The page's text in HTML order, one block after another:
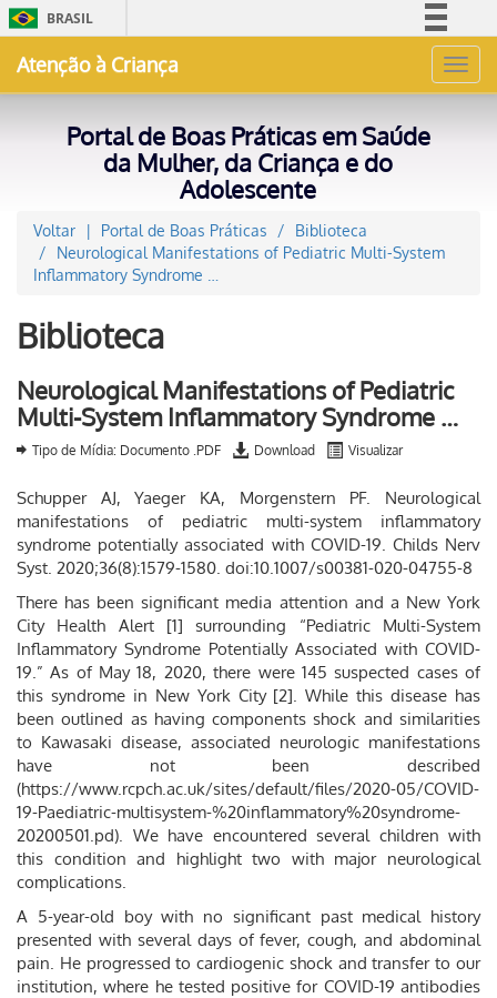
BRASIL
Acesso à informação
Atenção à Criança
Portal de Boas Práticas em Saúde
da Mulher, da Criança e do
Adolescente
Voltar Portal de Boas Práticas
Biblioteca
Neurological Manifestations of Pediatric Multi-System
Inflammatory Syndrome …
Biblioteca
Neurological Manifestations of Pediatric
Multi-System Inflammatory Syndrome …
Tipo de Mídia: Documento .PDF Download Visualizar
Schupper AJ, Yaeger KA, Morgenstern PF. Neurological
manifestations of pediatric multi-system inflammatory
syndrome potentially associated with COVID-19. Childs Nerv
Syst. 2020;36(8):1579-1580. doi:10.1007/s00381-020-04755-8
There has been significant media attention and a New York
City Health Alert [1] surrounding “Pediatric Multi-System
Inflammatory Syndrome Potentially Associated with COVID-
19.” As of May 18, 2020, there were 145 suspected cases of
this syndrome in New York City [2]. While this disease has
been outlined as having components shock and similarities
to Kawasaki disease, associated neurologic manifestations
have not been described
(https://www.rcpch.ac.uk/sites/default/files/2020-05/COVID-
19-Paediatric-multisystem-%20inflammatory%20syndrome-
20200501.pd). We have encountered several children with
this condition and highlight two with major neurological
complications.
A 5-year-old boy with no significant past medical history
presented with several days of fever, cough, and abdominal
pain. He progressed to cardiogenic shock and transfer to our
institution, where he tested positive for COVID-19 antibodies